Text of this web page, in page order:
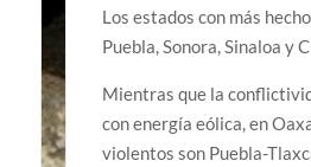
Los estados con más
Puebla, Sonora, Sinaloa y
Mientras que la
con energía eólica, en
violentos son Puebla-